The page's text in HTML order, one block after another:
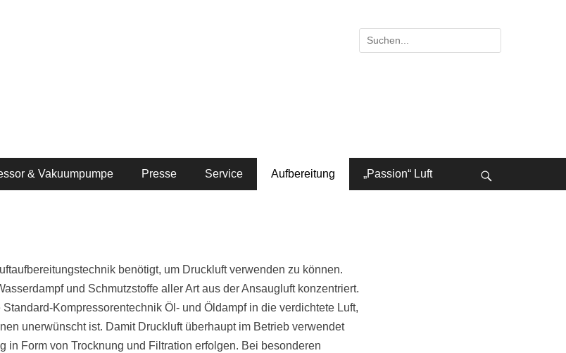
Suche
nach:
& Vakuumpumpe Presse Service Aufbereitung „Passion“ Luft
benötigt, um Druckluft verwenden zu können.
und Schmutzstoffe aller Art aus der Ansaugluft konzentriert.
Kompressorentechnik Öl- und Öldampf in die verdichtete Luft,
unerwünscht ist. Damit Druckluft überhaupt im Betrieb verwendet
in Form von Trocknung und Filtration erfolgen. Bei besonderen